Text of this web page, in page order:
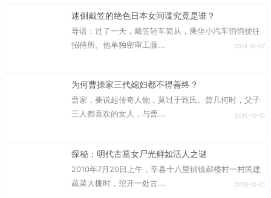
迷倒戴笠的绝色日本女间谍究竟是谁？
导语：过了一天，戴笠轻车简从，乘坐小汽车悄悄驶往
招待所。他单独密审工藤...
2014-10-07
为何曹操家三代媳妇都不得善终？
曹家，要说起传奇人物，莫过于甄氏。曾几何时，父子
三人都喜欢的女人，与曹...
2015-10-10
探秘：明代古墓女尸光鲜如活人之谜
2010年7月20日上午，莘县十八里铺镇郝楼村一村民建
蔬菜大棚时，挖开一处古...
2013-10-21